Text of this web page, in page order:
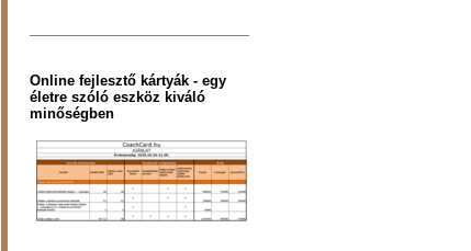
Online fejlesztő kártyák - egy
életre szóló eszköz kiváló
minőségben